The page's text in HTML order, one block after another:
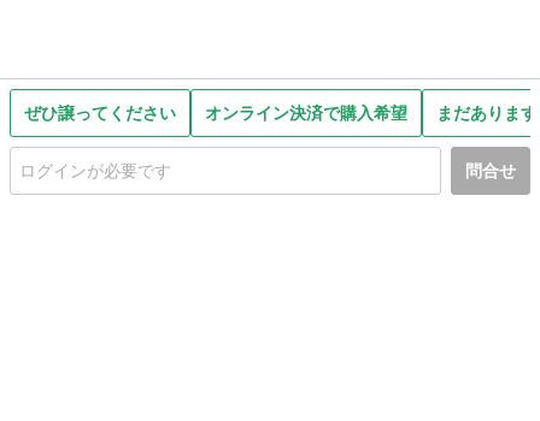
ぜひ譲ってください オンライン決済で購入希望 まだありま
問合せ